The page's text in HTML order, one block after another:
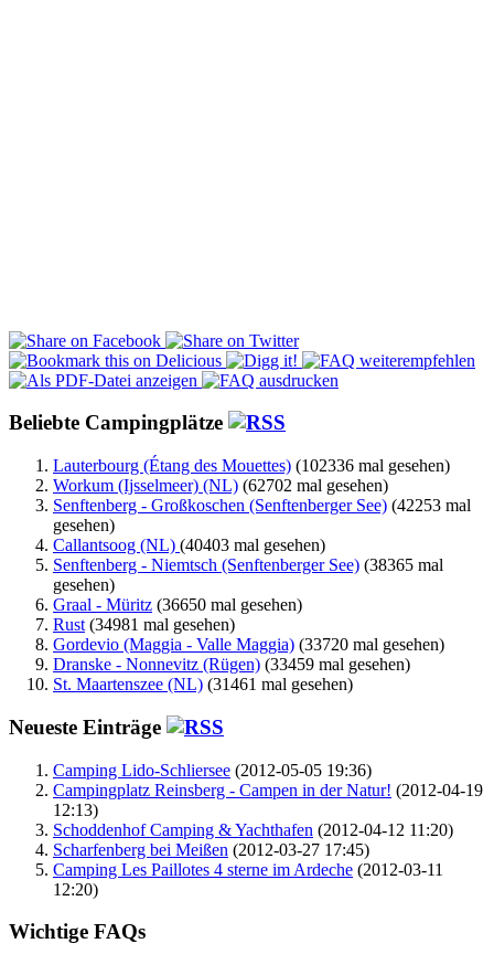
Beliebte Campingplätze
Lauterbourg (Étang des Mouettes) (102336 mal gesehen)
Workum (Ijsselmeer) (NL) (62702 mal gesehen)
Senftenberg - Großkoschen (Senftenberger See) (42253 mal
gesehen)
Callantsoog (NL) (40403 mal gesehen)
Senftenberg - Niemtsch (Senftenberger See) (38365 mal
gesehen)
Graal - Müritz (36650 mal gesehen)
Rust (34981 mal gesehen)
Gordevio (Maggia - Valle Maggia) (33720 mal gesehen)
Dranske - Nonnevitz (Rügen) (33459 mal gesehen)
St. Maartenszee (NL) (31461 mal gesehen)
Neueste Einträge
Camping Lido-Schliersee (2012-05-05 19:36)
Campingplatz Reinsberg - Campen in der Natur! (2012-04-19
12:13)
Schoddenhof Camping & Yachthafen (2012-04-12 11:20)
Scharfenberg bei Meißen (2012-03-27 17:45)
Camping Les Paillotes 4 sterne im Ardeche (2012-03-11
12:20)
Wichtige FAQs